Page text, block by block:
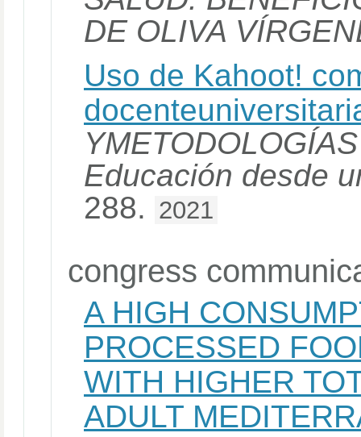
DE OLIVA
Uso de Kahoot!
Educación desde
288. 2021
congress
A HIGH
PROCESSED
WITH HIGHER
ADULT